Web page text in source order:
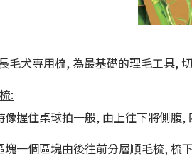
毛犬專用梳, 為最基礎的理毛工具,
:
像握住桌球拍一般, 由上往下將側腹
塊一個區塊由後往前分層順毛梳, 梳